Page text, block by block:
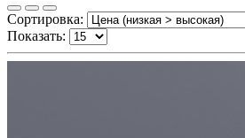
Сортировка:
Показать: